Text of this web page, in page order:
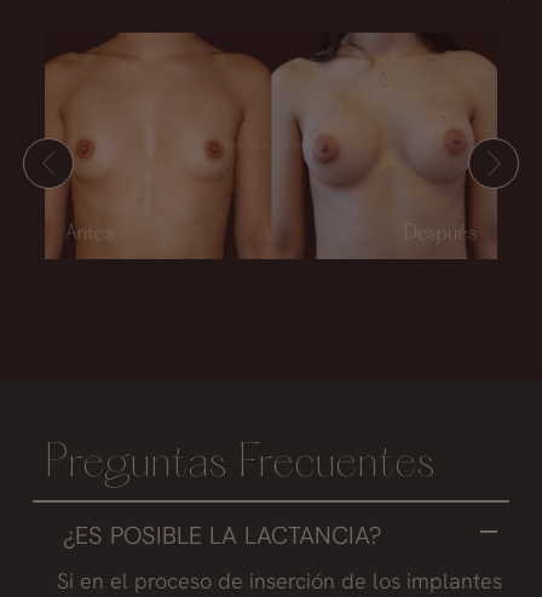
Preguntas Frecuentes
¿ES POSIBLE LA LACTANCIA?
Si en el proceso de inserción de los implantes